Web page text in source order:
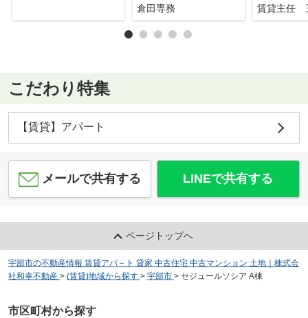
倉田専務 賃貸主任
こだわり特集
【賃貸】アパート
メールで共有する LINEで共有する
ページトップへ
宇部市の不動産情報 賃貸アパ－ト 貸家 中古住宅 中古マンション 土地｜株式会
社和幸不動産 > (賃貸)地域から探す > 宇部市 > セジュールソシア A棟
市区町村から探す